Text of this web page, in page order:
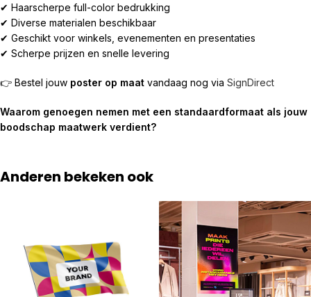
✔ Haarscherpe full-color bedrukking
✔ Diverse materialen beschikbaar
✔ Geschikt voor winkels, evenementen en presentaties
✔ Scherpe prijzen en snelle levering
👉 Bestel jouw poster op maat vandaag nog via SignDirect
Waarom genoegen nemen met een standaardformaat als jouw
boodschap maatwerk verdient?
Anderen bekeken ook